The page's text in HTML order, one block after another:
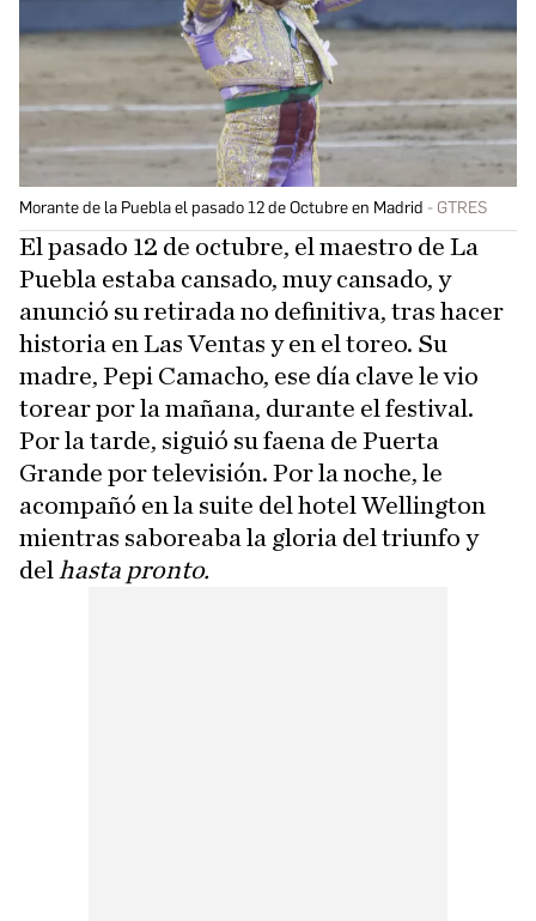
Morante de la Puebla el pasado 12 de Octubre en Madrid GTRES
El pasado 12 de octubre, el maestro de La
Puebla estaba cansado, muy cansado, y
anunció su retirada no definitiva, tras hacer
historia en Las Ventas y en el toreo. Su
madre, Pepi Camacho, ese día clave le vio
torear por la mañana, durante el festival.
Por la tarde, siguió su faena de Puerta
Grande por televisión. Por la noche, le
acompañó en la suite del hotel Wellington
mientras saboreaba la gloria del triunfo y
del hasta pronto.